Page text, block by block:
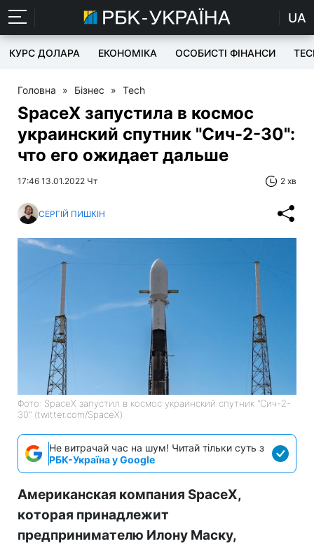
UA
КУРС ДОЛАРА ЕКОНОМІКА ОСОБИСТІ ФІНАНСИ
Головна » Бізнес » Tech
SpaceX запустила в космос
украинский спутник "Сич-2-30":
что его ожидает дальше
17:46 13.01.2022 Чт 2 хв
СЕРГІЙ ПИШКІН
Фото: SpaceX запустил в космос украинский спутник "Сич-2-
30" (twitter.com/SpaceX)
Не витрачай час на шум! Читай тільки суть з
РБК-Україна у Google
Американская компания SpaceX,
которая принадлежит
предпринимателю Илону Маску,